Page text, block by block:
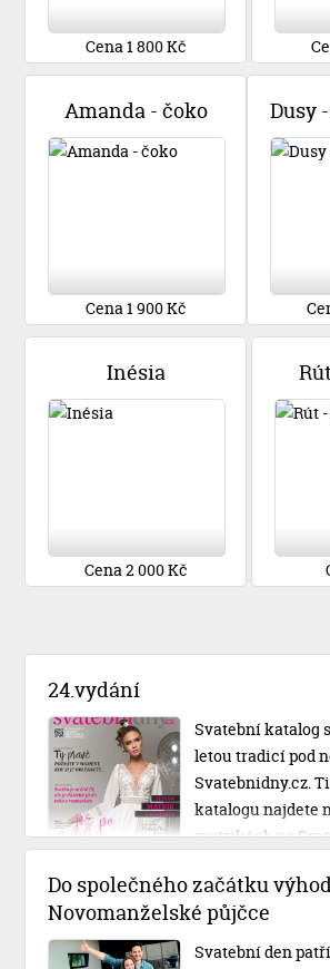
Cena 1 800 Kč
Amanda - čoko
Cena 1 900 Kč
Inésia
Cena 2 000 Kč
24.vydání
Svatební katalog
letou tradicí pod
Svatebnidny.cz.
katalogu najdete
matrikách po
Do společného začátku
Novomanželské půjčce
Svatební den